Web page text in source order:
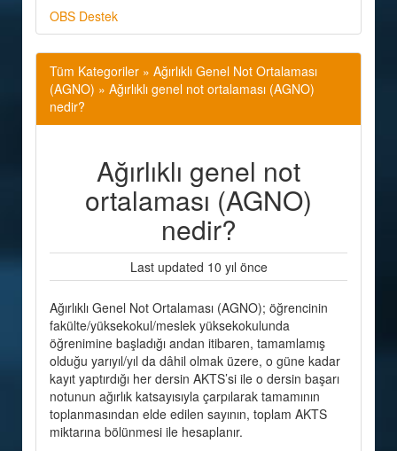
OBS Destek
Tüm Kategoriler » Ağırlıklı Genel Not Ortalaması
(AGNO) » Ağırlıklı genel not ortalaması (AGNO)
nedir?
Ağırlıklı genel not
ortalaması (AGNO)
nedir?
Last updated 10 yıl önce
Ağırlıklı Genel Not Ortalaması (AGNO); öğrencinin
fakülte/yüksekokul/meslek yüksekokulunda
öğrenimine başladığı andan itibaren, tamamlamış
olduğu yarıyıl/yıl da dâhil olmak üzere, o güne kadar
kayıt yaptırdığı her dersin AKTS’si ile o dersin başarı
notunun ağırlık katsayısıyla çarpılarak tamamının
toplanmasından elde edilen sayının, toplam AKTS
miktarına bölünmesi ile hesaplanır.